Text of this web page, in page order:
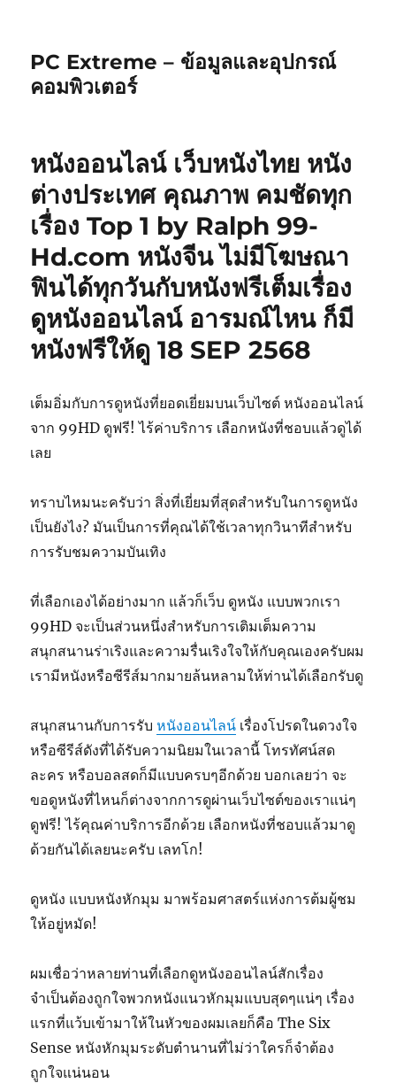
PC Extreme – ข้อมูลและอุปกรณ์
คอมพิวเตอร์
หนังออนไลน์ เว็บหนังไทย หนัง
ต่างประเทศ คุณภาพ คมชัดทุก
เรื่อง Top 1 by Ralph 99-
Hd.com หนังจีน ไม่มีโฆษณา
ฟินได้ทุกวันกับหนังฟรีเต็มเรื่อง
ดูหนังออนไลน์ อารมณ์ไหน ก็มี
หนังฟรีให้ดู 18 SEP 2568
เต็มอิ่มกับการดูหนังที่ยอดเยี่ยมบนเว็บไซต์ หนังออนไลน์
จาก 99HD ดูฟรี! ไร้ค่าบริการ เลือกหนังที่ชอบแล้วดูได้
เลย
ทราบไหมนะครับว่า สิ่งที่เยี่ยมที่สุดสำหรับในการดูหนัง
เป็นยังไง? มันเป็นการที่คุณได้ใช้เวลาทุกวินาทีสำหรับ
การรับชมความบันเทิง
ที่เลือกเองได้อย่างมาก แล้วก็เว็บ ดูหนัง แบบพวกเรา
99HD จะเป็นส่วนหนึ่งสำหรับการเติมเต็มความ
สนุกสนานร่าเริงและความรื่นเริงใจให้กับคุณเองครับผม
เรามีหนังหรือซีรีส์มากมายล้นหลามให้ท่านได้เลือกรับดู
สนุกสนานกับการรับหนังออนไลน์ เรื่องโปรดในดวงใจ
หรือซีรีส์ดังที่ได้รับความนิยมในเวลานี้ โทรทัศน์สด
ละคร หรือบอลสดก็มีแบบครบๆอีกด้วย บอกเลยว่า จะ
ขอดูหนังที่ไหนก็ต่างจากการดูผ่านเว็บไซต์ของเราแน่ๆ
ดูฟรี! ไร้คุณค่าบริการอีกด้วย เลือกหนังที่ชอบแล้วมาดู
ด้วยกันได้เลยนะครับ เลทโก!
ดูหนัง แบบหนังหักมุม มาพร้อมศาสตร์แห่งการต้มผู้ชม
ให้อยู่หมัด!
ผมเชื่อว่าหลายท่านที่เลือกดูหนังออนไลน์สักเรื่อง
จำเป็นต้องถูกใจพวกหนังแนวหักมุมแบบสุดๆแน่ๆ เรื่อง
แรกที่แว้บเข้ามาให้ในหัวของผมเลยก็คือ The Six
Sense หนังหักมุมระดับตำนานที่ไม่ว่าใครก็จำต้อง
ถูกใจแน่นอน